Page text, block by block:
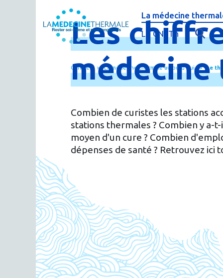
La médecine
C'est quoi la
L'éducation
Le thermalisme
Thermes & Vous,
La médecine
Le CNETh
Qui sommes-nous
Actualités
Espace presse
Curistes La médecine thermale aujourd'hui Le
Les
médecine
Combien de curistes les stations
stations thermales ? Combien y a-
moyen d'un cure ? Combien
dépenses de santé ? Retrouvez